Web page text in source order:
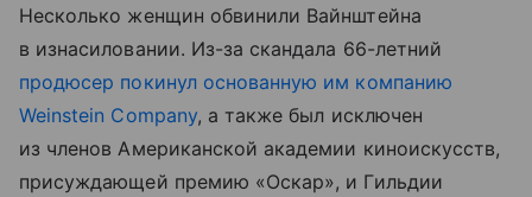
Несколько женщин обвинили Вайнштейна
в изнасиловании. Из-за скандала 66-летний
продюсер покинул основанную им компанию
Weinstein Company, а также был исключен
из членов Американской академии киноискусств,
присуждающей премию «Оскар», и Гильдии